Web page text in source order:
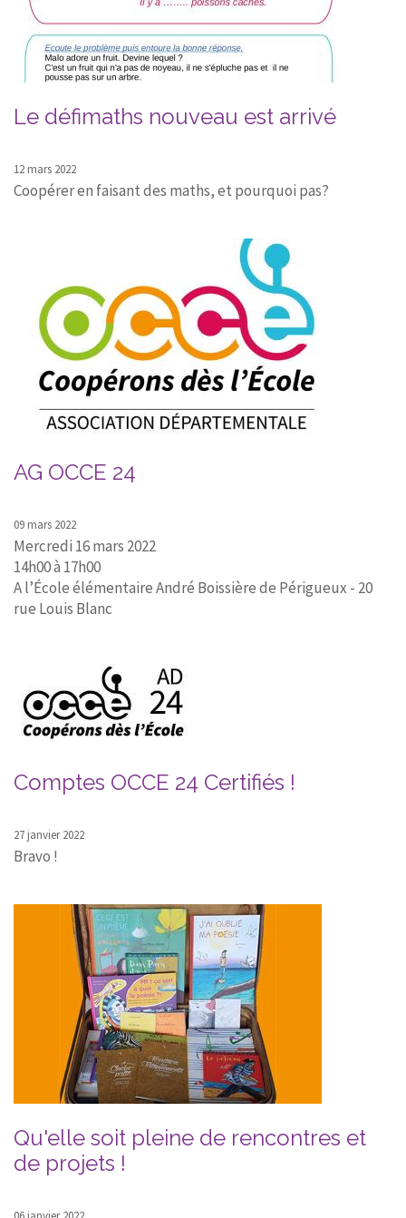
Le défimaths nouveau est arrivé
12 mars 2022
Coopérer en faisant des maths, et pourquoi pas?
AG OCCE 24
09 mars 2022
Mercredi 16 mars 2022
14h00 à 17h00
A l’École élémentaire André Boissière de Périgueux - 20
rue Louis Blanc
Comptes OCCE 24 Certifiés !
27 janvier 2022
Bravo !
Qu'elle soit pleine de rencontres et
de projets !